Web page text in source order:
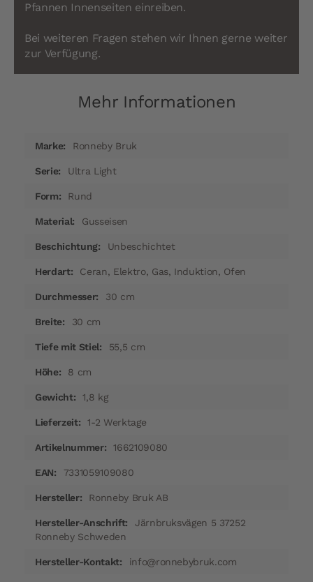
Pfannen Innenseiten einreiben.
Bei weiteren Fragen stehen wir Ihnen gerne weiter
zur Verfügung.
Mehr Informationen
InformationenRonneby Bruk
Ultra Light
Rund
Gusseisen
Unbeschichtet
Ceran, Elektro, Gas, Induktion, Ofen
30 cm
30 cm
55,5 cm
8 cm
1,8 kg
1-2 Werktage
1662109080
7331059109080
Ronneby Bruk AB
Järnbruksvägen 5 37252
Ronneby Schweden
info@ronnebybruk.com